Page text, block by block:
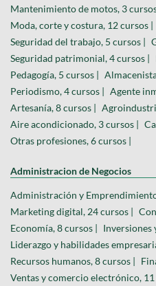
Mantenimiento de motos, 3
Moda, corte y costura, 12 cursos |
Seguridad del trabajo, 5 cursos |
Seguridad patrimonial, 4 cursos |
Pedagogía, 5 cursos |
Periodismo, 4 cursos | Agente
Artesanía, 8 cursos |
Aire acondicionado, 3 cursos |
Otras profesiones, 6 cursos |
Administracion de Negocios
Administración y
Marketing digital, 24 cursos |
Economía, 8 cursos | Inversiones
Liderazgo y habilidades
Recursos humanos, 8 cursos |
Ventas y comercio electrónico, 11